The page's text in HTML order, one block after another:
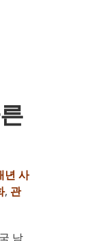
년 사
, 관
남